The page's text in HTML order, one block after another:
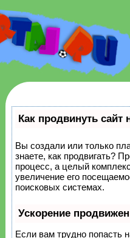
учителям и
Как продвинуть сайт
Вы создали или только
знаете, как продвигать?
процесс, а целый
увеличение его
поисковых системах.
Ускорение
Если вам трудно попасть